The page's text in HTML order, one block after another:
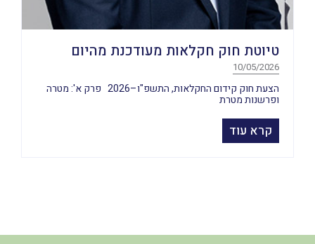
טיוטת חוק חקלאות מעודכנת מהיום
10/05/2026
הצעת חוק קידום החקלאות, התשפ"ו–2026 פרק א': מטרה
ופרשנות מטרת
קרא עוד